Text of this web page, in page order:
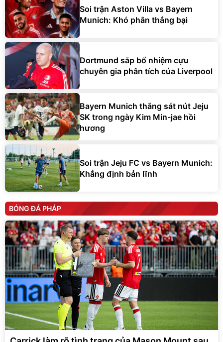
Soi trận Aston Villa vs Bayern
Munich: Khó phân thắng bại
Dortmund sắp bổ nhiệm cựu
chuyên gia phân tích của Liverpool
Bayern Munich thắng sát nút Jeju
SK trong ngày Kim Min-jae hồi
hương
Soi trận Jeju FC vs Bayern Munich:
Khẳng định bản lĩnh
BÓNG ĐÁ PHÁP